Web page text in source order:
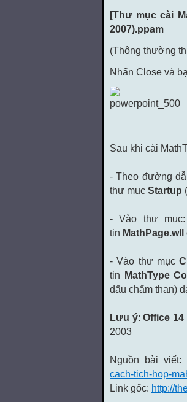
[Thư mục cài
2007).ppam
(Thông thường
Nhấn Close và
Sau khi cài
- Theo đường
thư mục Startup
- Vào thư
tin MathPage.wll
- Vào thư mục
tin MathType
dấu chấm than)
Lưu ý:Office 14
2003
Nguồn bài viết:
cach-tich-hop-
Link gốc: http://